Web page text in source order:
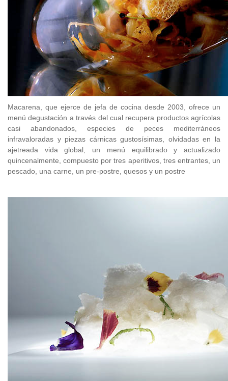
Macarena, que ejerce de jefa de cocina desde 2003, ofrece un
menú degustación a través del cual recupera productos agrícolas
casi abandonados, especies de peces mediterráneos
infravaloradas y piezas cárnicas gustosísimas, olvidadas en la
ajetreada vida global, un menú equilibrado y actualizado
quincenalmente, compuesto por tres aperitivos, tres entrantes, un
pescado, una carne, un pre-postre, quesos y un postre